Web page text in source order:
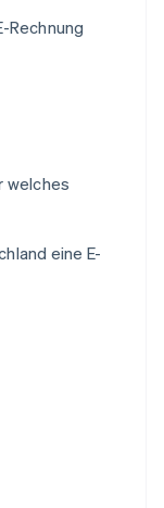
Rechnung
welches
eine E-